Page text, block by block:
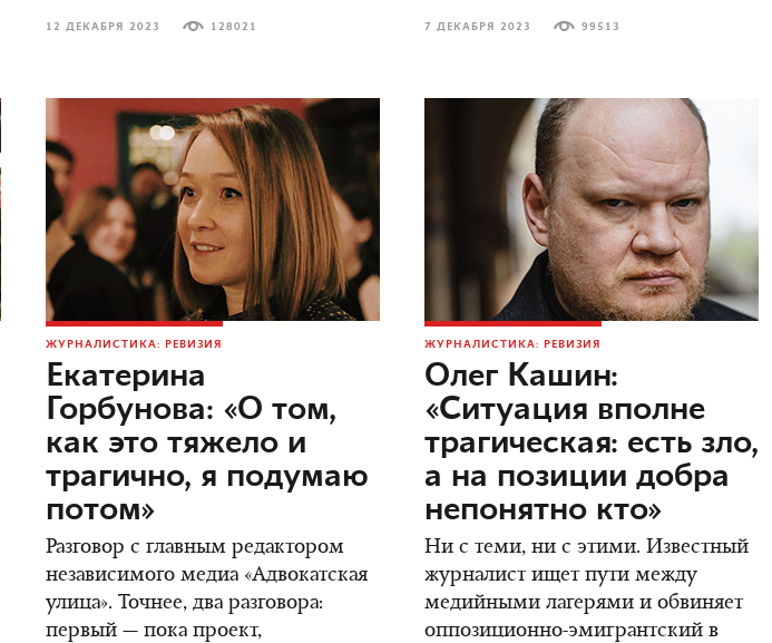
12 ДЕКАБРЯ 2023 128021 7 ДЕКАБРЯ 2023 99513
ЖУРНАЛИСТИКА: РЕВИЗИЯ
Екатерина
Горбунова: «О том,
как это тяжело и
трагично, я подумаю
потом»
Разговор с главным редактором
независимого медиа «Адвокатская
улица». Точнее, два разговора:
первый — пока проект,
ЖУРНАЛИСТИКА: РЕВИЗИЯ
Олег Кашин:
«Ситуация вполне
трагическая: есть зло,
а на позиции добра
непонятно кто»
Ни с теми, ни с этими. Известный
журналист ищет пути между
медийными лагерями и обвиняет
оппозиционно-эмигрантский в